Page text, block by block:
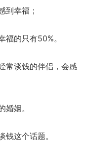
到幸福；
的只有50%。
常谈钱的伴侣，会感
姻。
这个话题。